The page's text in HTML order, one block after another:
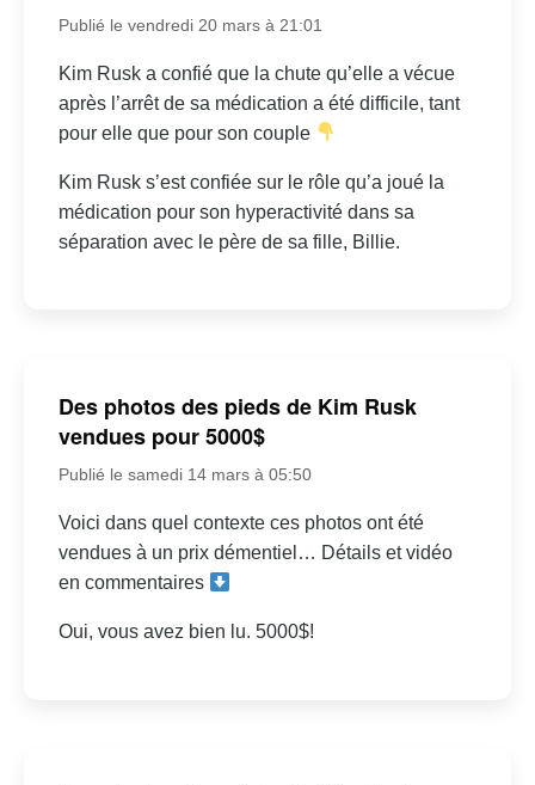
Publié le vendredi 20 mars à 21:01
Kim Rusk a confié que la chute qu’elle a vécue
après l’arrêt de sa médication a été difficile, tant
pour elle que pour son couple
Kim Rusk s’est confiée sur le rôle qu’a joué la
médication pour son hyperactivité dans sa
séparation avec le père de sa fille, Billie.
Des photos des pieds de Kim Rusk
vendues pour 5000$
Publié le samedi 14 mars à 05:50
Voici dans quel contexte ces photos ont été
vendues à un prix démentiel… Détails et vidéo
en commentaires
Oui, vous avez bien lu. 5000$!